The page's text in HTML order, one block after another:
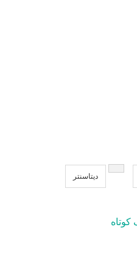
دیتاسنتر
کوتاه